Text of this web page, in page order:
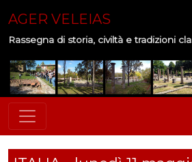
AGER VELEIAS
Rassegna di storia, civiltà e tradizioni